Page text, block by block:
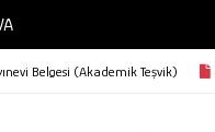
VE ÜZERİ KARGO BEDAVA
Belgesi (Akademik Teşvik)